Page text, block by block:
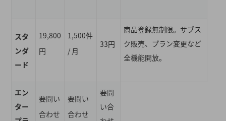
スタ
ンダ
ード
19,800
円
1,500件
/ 月
33円
商品登録無制限。サブス
ク販売、プラン変更など
全機能開放。
エン
ター
要問い
合わせ
要問い
合わせ
要問
い合